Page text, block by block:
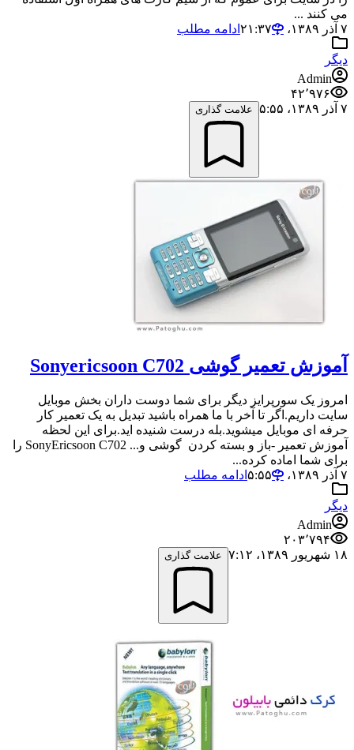
می کنند ...
۷ آذر ۱۳۸۹،‏ ۲۱:۳۷
ادامه مطلب
دیگر
Admin
۴۲٬۹۷۶
۷ آذر ۱۳۸۹،‏ ۵:۵۵
علامت گذاری
آموزش تعمیر گوشی Sonyericsoon C702
امروز یک سورپرایز دیگر برای شما دوست داران بخش موبایل
سایت داریم.اگر تا آخر با ما همراه باشید تبدیل به یک تعمیر کار
حرفه ای موبایل میشوید.بله درست شنیده اید.برای این لحظه
آموزش تعمیر -باز و بسته کردن گوشی و... SonyEricsoon C702 را
برای شما اماده کرده...
۷ آذر ۱۳۸۹،‏ ۵:۵۵
ادامه مطلب
دیگر
Admin
۲۰۳٬۷۹۴
۱۸ شهریور ۱۳۸۹،‏ ۷:۱۲
علامت گذاری